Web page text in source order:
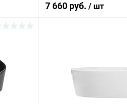
7 660 руб. / шт
Купить в 1 клик
В избранное